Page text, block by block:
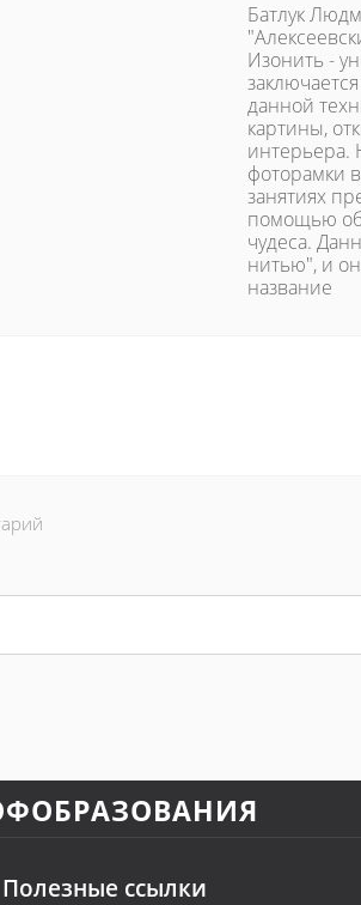
Батлук
Изонить -
данной
картины,
интерьера.
фоторамки
занятиях
помощью
чудеса.
нитью", и
название
Полезные ссылки